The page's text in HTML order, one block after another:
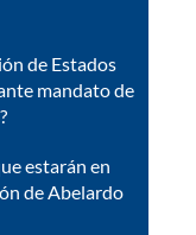
de Estados
mandato de
estarán en
de Abelardo